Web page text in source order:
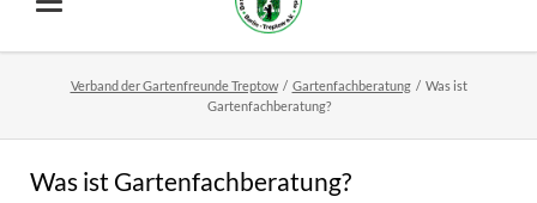
Verband der Gartenfreunde Treptow Gartenfachberatung
Was ist
Gartenfachberatung?
Was ist Gartenfachberatung?